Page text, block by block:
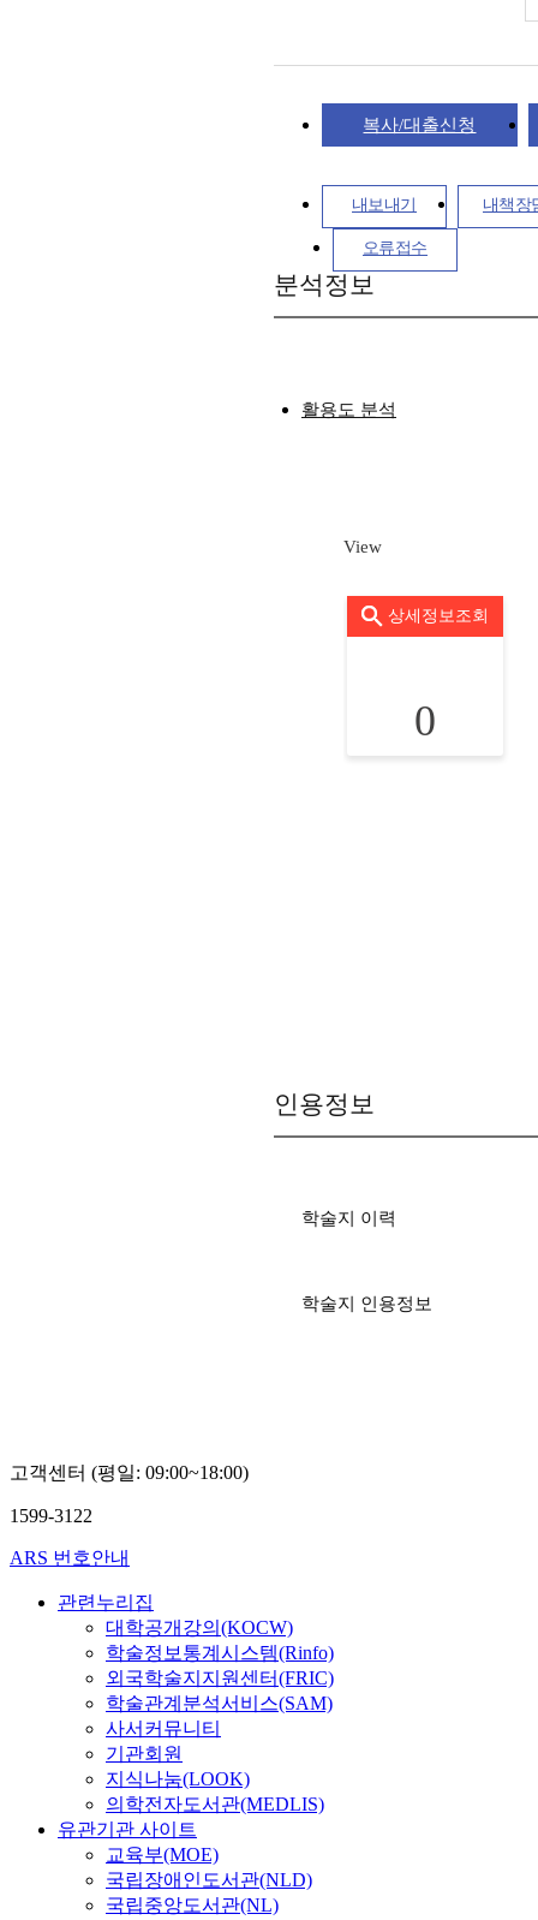
복사/대출신청
내보내기 내책장
오류접수
분석정보
활용도 분석
View
상세정보조회
0
인용정보
학술지 이력
학술지 인용정보
고객센터 (평일: 09:00~18:00)
1599-3122
ARS 번호안내
관련누리집
대학공개강의(KOCW)
학술정보통계시스템(Rinfo)
외국학술지지원센터(FRIC)
학술관계분석서비스(SAM)
사서커뮤니티
기관회원
지식나눔(LOOK)
의학전자도서관(MEDLIS)
유관기관 사이트
교육부(MOE)
국립장애인도서관(NLD)
국립중앙도서관(NL)